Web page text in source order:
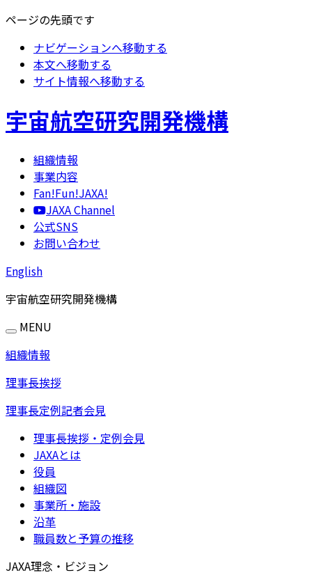
ページの先頭です
ナビゲーションへ移動する
本文へ移動する
サイト情報へ移動する
宇宙航空研究開発機構
組織情報
事業内容
Fan!Fun!JAXA!
JAXA Channel
公式SNS
お問い合わせ
English
宇宙航空研究開発機構
MENU
組織情報
理事長挨拶
理事長定例記者会見
理事長挨拶・定例会見
JAXAとは
役員
組織図
事業所・施設
沿革
職員数と予算の推移
JAXA理念・ビジョン